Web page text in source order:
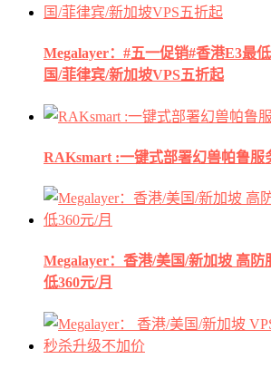
Megalayer：#五一促销#香港E3最
国/菲律宾/新加坡VPS五折起
RAKsmart :一键式部署幻兽帕鲁服
Megalayer：香港/美国/新加坡 高防
低360元/月